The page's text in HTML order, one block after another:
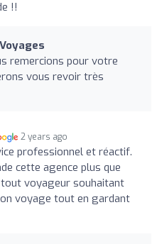
!!
remercions pour votre
vous revoir très
2 years ago
professionnel et réactif.
cette agence plus que
voyageur souhaitant
voyage tout en gardant